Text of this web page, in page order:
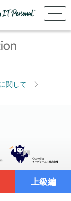
関して
上級編